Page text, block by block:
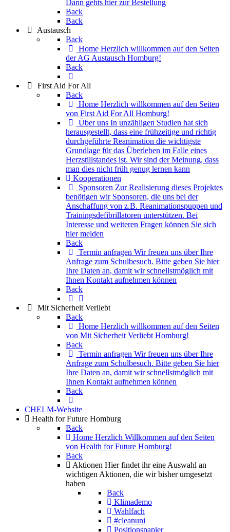
Dann gehts hier zur Bestellung
Back
Back
Austausch
Back
Home Herzlich willkommen auf den Seiten
der AG Austausch Homburg!
Back
First Aid For All
Back
Home Herzlich willkommen auf den Seiten
von First Aid For All Homburg!
Über uns In unzähligen Studien hat sich
herausgestellt, dass eine frühzeitige und richtig
durchgeführte Reanimation die wichtigste
Grundlage für das Überleben im Falle eines
Herzstillstandes ist. Wir sind der Meinung, dass
man dies nicht früh genug lernen kann
Kooperationen
Sponsoren Zur Realisierung dieses Projektes
benötigen wir Sponsoren, die uns bei der
Anschaffung von z.B. Reanimationspuppen und
Trainingsdefibrillatoren unterstützen. Bei
Interesse und weiteren Fragen können Sie sich
hier melden
Back
Termin anfragen Wir freuen uns über Ihre
Anfrage zum Schulbesuch. Bitte geben Sie hier
Ihre Daten an, damit wir schnellstmöglich mit
Ihnen Kontakt aufnehmen können
Back
Mit Sicherheit Verliebt
Back
Home Herzlich willkommen auf den Seiten
von Mit Sicherheit Verliebt Homburg!
Back
Termin anfragen Wir freuen uns über Ihre
Anfrage zum Schulbesuch. Bitte geben Sie hier
Ihre Daten an, damit wir schnellstmöglich mit
Ihnen Kontakt aufnehmen können
Back
CHELM-Website
Health for Future Homburg
Back
Home Herzlich Willkommen auf den Seiten
von Health for Future Homburg!
Back
Aktionen Hier findet ihr eine Auswahl an
wichtigen Aktionen, die wir bisher umgesetzt
haben
Back
Klimademo
Wahlfach
#cleanuni
Positionspapier